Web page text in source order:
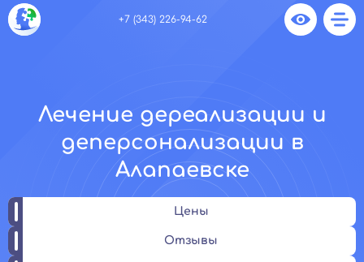
+7 (343) 226-94-62
Лечение дереализации и
деперсонализации в
Алапаевске
Цены
Отзывы